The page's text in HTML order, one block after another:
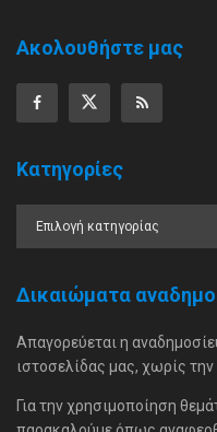
Ακολουθήστε μας
Κατηγορίες
Δικαιώματα
Απαγορεύεται η
ιστοσελίδας μας, χωρίς
Για την χρησιμοποίηση